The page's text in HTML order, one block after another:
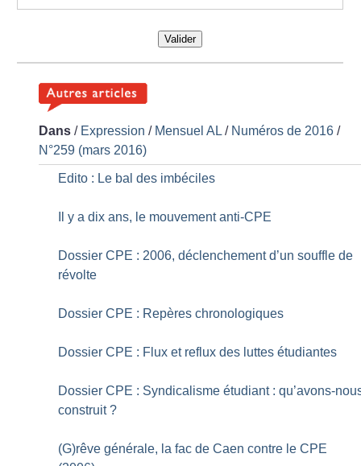
Valider
Dans / Expression / Mensuel AL / Numéros de 2016 /
N°259 (mars 2016)
Edito : Le bal des imbéciles
Il y a dix ans, le mouvement anti-CPE
Dossier CPE : 2006, déclenchement d’un souffle de
révolte
Dossier CPE : Repères chronologiques
Dossier CPE : Flux et reflux des luttes étudiantes
Dossier CPE : Syndicalisme étudiant : qu’avons-
construit ?
(G)rêve générale, la fac de Caen contre le CPE